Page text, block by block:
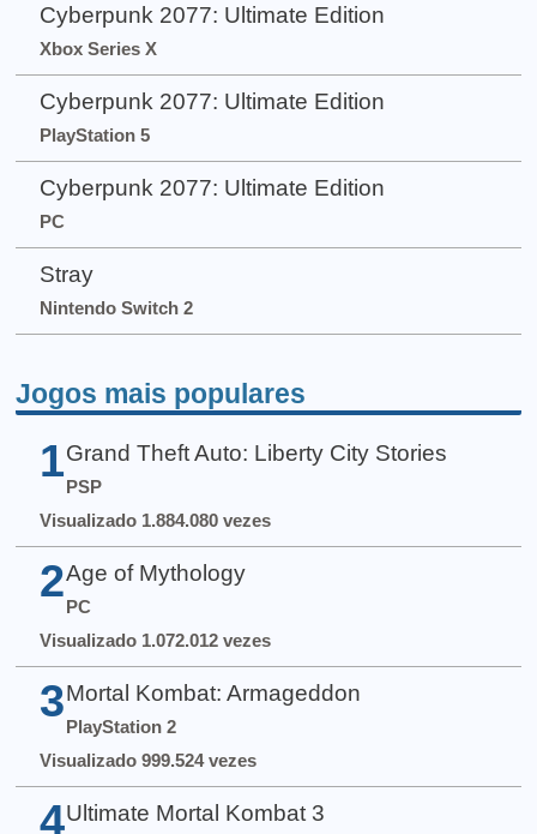
Cyberpunk 2077: Ultimate Edition
Xbox Series X
Cyberpunk 2077: Ultimate Edition
PlayStation 5
Cyberpunk 2077: Ultimate Edition
PC
Stray
Nintendo Switch 2
Jogos mais populares
1 Grand Theft Auto: Liberty City Stories
PSP
Visualizado 1.884.080 vezes
2 Age of Mythology
PC
Visualizado 1.072.012 vezes
3 Mortal Kombat: Armageddon
PlayStation 2
Visualizado 999.524 vezes
4 Ultimate Mortal Kombat 3